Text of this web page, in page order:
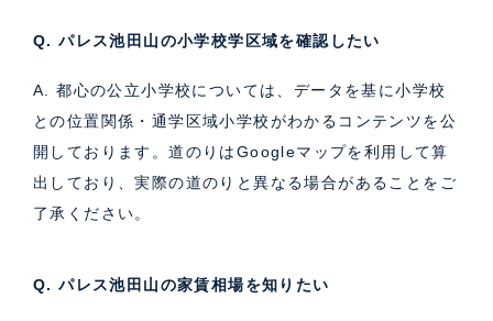
Q. パレス池田山の小学校学区域を確認したい
A. 都心の公立小学校については、データを基に小学校
との位置関係・通学区域小学校がわかるコンテンツを公
開しております。道のりはGoogleマップを利用して算
出しており、実際の道のりと異なる場合があることをご
了承ください。
Q. パレス池田山の家賃相場を知りたい